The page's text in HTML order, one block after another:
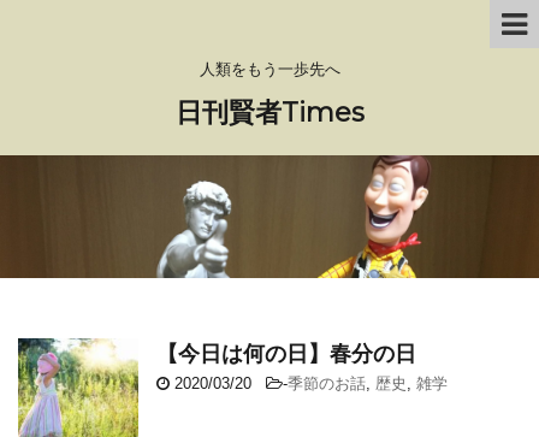
人類をもう一歩先へ
日刊賢者Times
【今日は何の日】春分の日
2020/03/20 -季節のお話 歴史 雑学